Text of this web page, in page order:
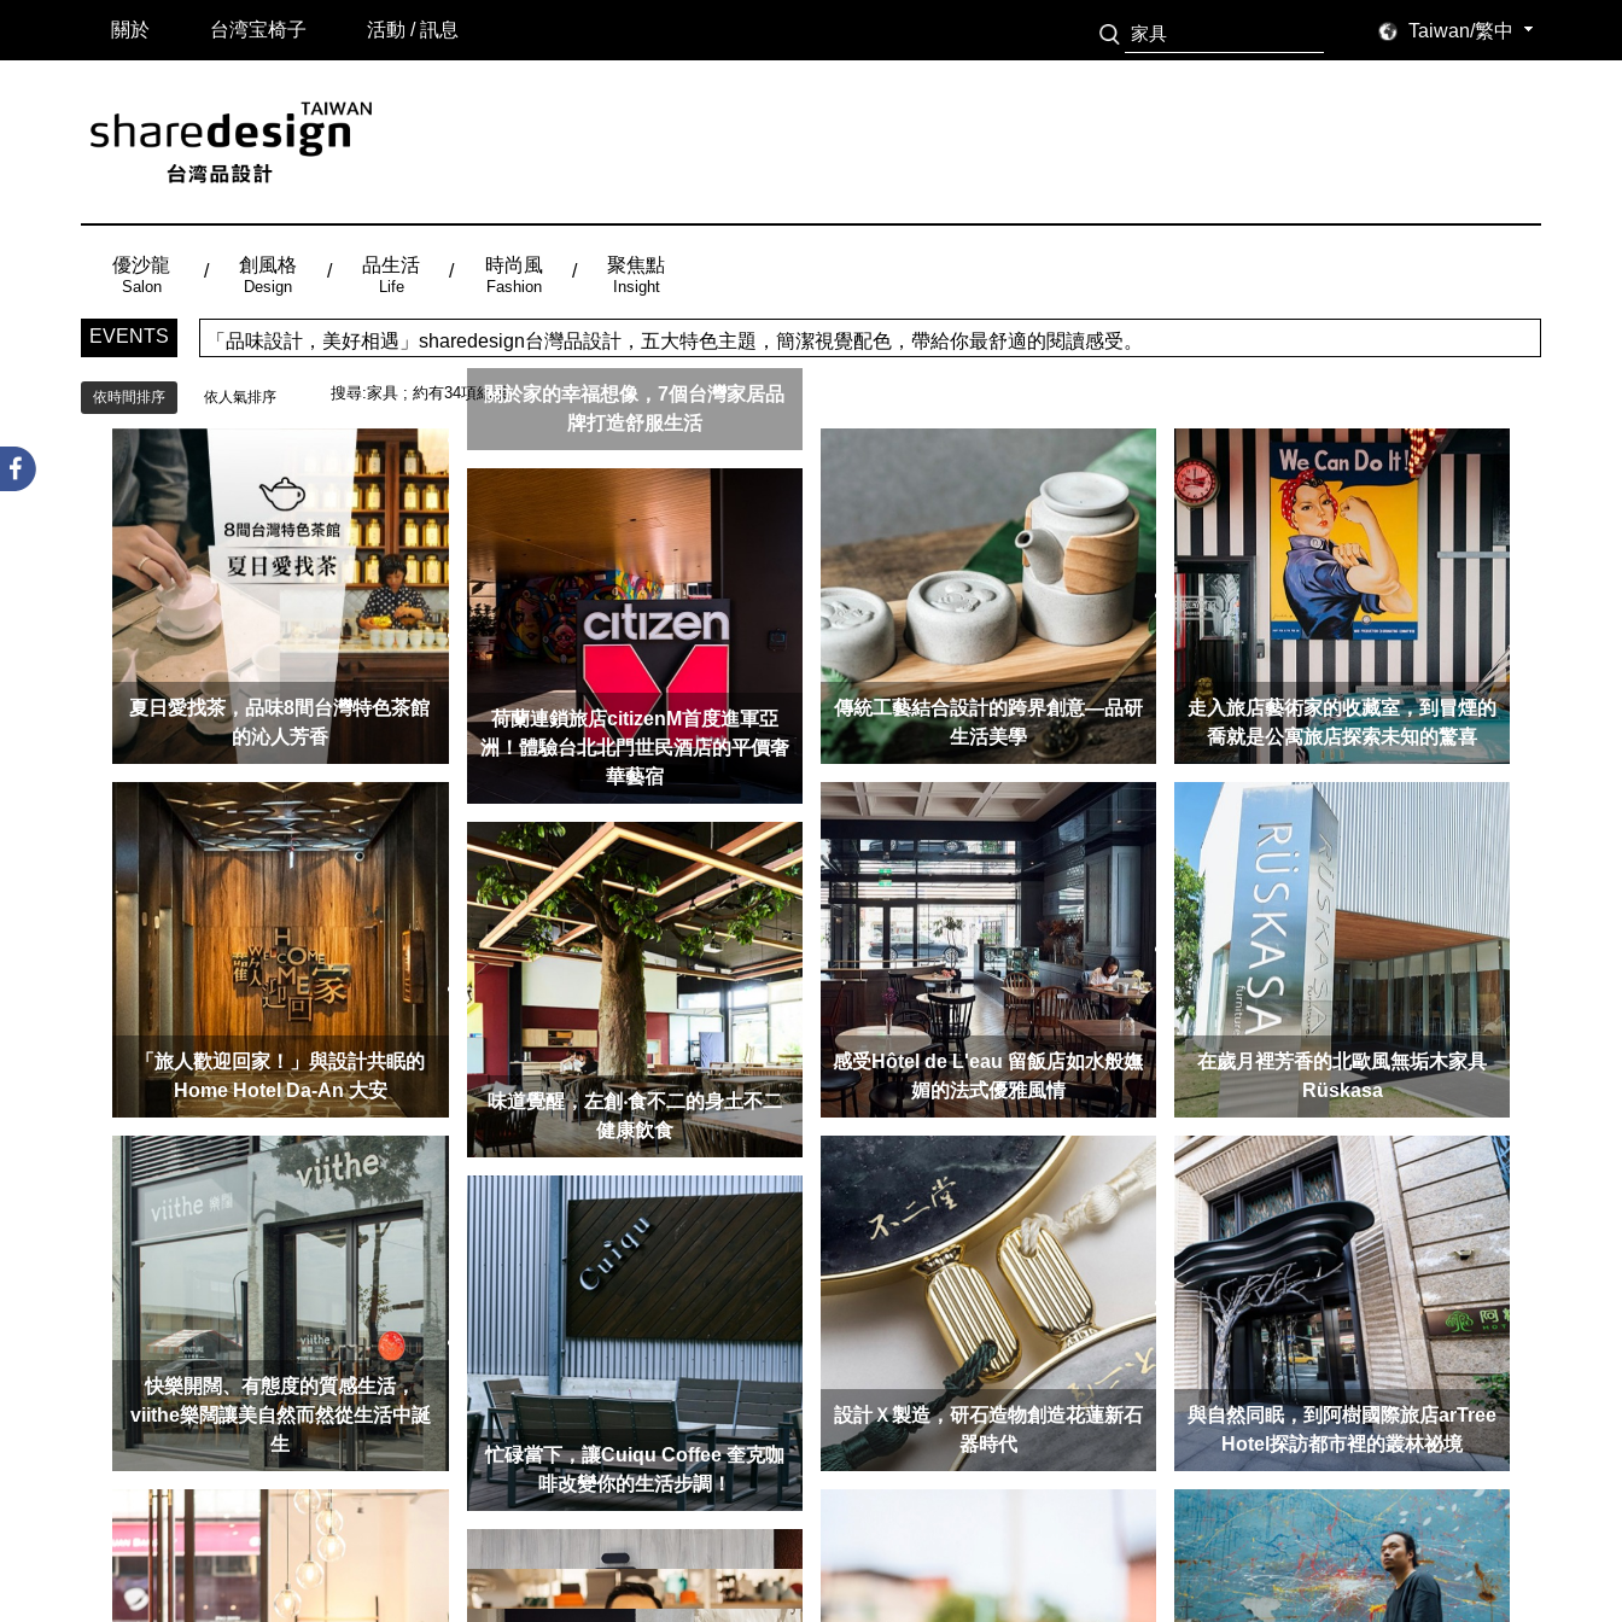
Taiwan/繁中
關於 台湾宝椅子 活動 / 訊息
優沙龍
Salon
創風格
Design
品生活
Life
時尚風
Fashion
聚焦點
Insight
EVENTS
「品味設計，美好相遇」sharedesign台灣品設計，五大特色主題，簡潔視覺配色，帶給你最舒適的閱讀感受。
時尚風：Made in Taiwan， 從台灣原創時尚，領略潮流趨勢，體現個人穿搭品味。
依時間排序 依人氣排序 搜尋:家具 ; 約有34項結果
夏日愛找茶，品味8間台灣特色茶館
的沁人芳香
關於家的幸福想像，7個台灣家居品
牌打造舒服生活
傳統工藝結合設計的跨界創意—品研
生活美學
走入旅店藝術家的收藏室，到冒煙的
喬就是公寓旅店探索未知的驚喜
荷蘭連鎖旅店citizenM首度進軍亞
洲！體驗台北北門世民酒店的平價奢
華藝宿
「旅人歡迎回家！」與設計共眠的
Home Hotel Da-An 大安
感受Hôtel de L'eau 留飯店如水般嫵
媚的法式優雅風情
在歲月裡芳香的北歐風無垢木家具
Rüskasa
味道覺醒，左創‧食不二的身土不二
健康飲食
快樂開闊、有態度的質感生活，
viithe樂闊讓美自然而然從生活中誕
生
設計Ｘ製造，研石造物創造花蓮新石
器時代
與自然同眠，到阿樹國際旅店arTree
Hotel探訪都市裡的叢林祕境
忙碌當下，讓Cuiqu Coffee 奎克咖
啡改變你的生活步調！